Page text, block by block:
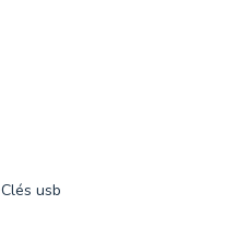
Clés usb